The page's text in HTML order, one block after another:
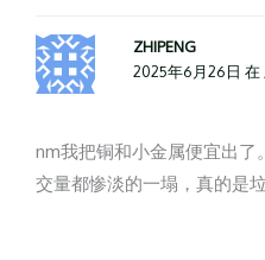
ZHIPENG
2025年6月26日 在
nm我把铜和小金属便宜出
交量都惨淡的一塌，真的是